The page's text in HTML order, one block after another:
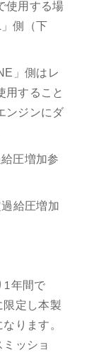
使用する場
側（下
」側はレ
用すること
ンジンにダ
圧増加参
給圧増加
1年間で
定し本製
ります。
ッショ